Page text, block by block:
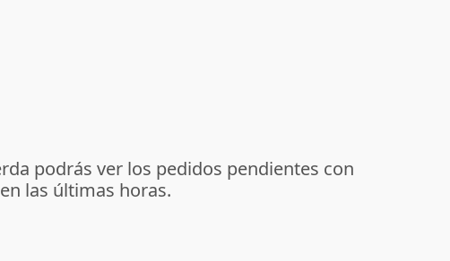
podrás ver los pedidos pendientes con
las últimas horas.